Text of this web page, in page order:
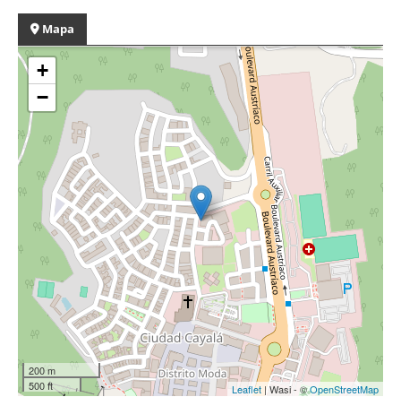
Mapa
+
−
200 m
500 ft
Leaflet | Wasi - ©OpenStreetMap